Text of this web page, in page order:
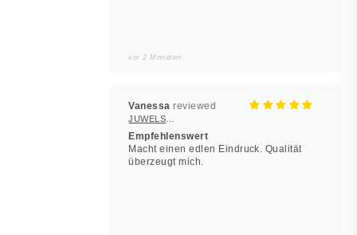
vor 2 Monaten
Vanessa
Empfehlenswert
Macht einen edlen Eindruck. Qualität
überzeugt mich.